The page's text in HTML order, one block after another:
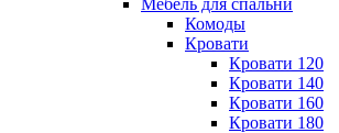
Мебель для спальни
Комоды
Кровати
Кровати 120
Кровати 140
Кровати 160
Кровати 180